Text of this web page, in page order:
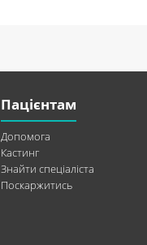
Пацієнтам
Допомога
Кастинг
Знайти спеціаліста
Поскаржитись